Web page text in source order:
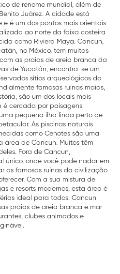
de renome mundial, além de
Juárez. A cidade está
e é um dos pontos mais orientais
ao norte da faixa costeira
como Riviera Maya. Cancun,
no México, tem muitas
as praias de areia branca da
de Yucatán, encontra-se um
sítios arqueológicos do
famosas ruínas maias,
são um dos locais mais
é cercada por paisagens
pequena ilha linda perto de
As piscinas naturais
como Cenotes são uma
de Cancun. Muitos têm
Fora de Cancun,
único, onde você pode nadar em
as famosas ruínas da civilização
Com a sua mistura de
e resorts modernos, esta área é
ideal para todos. Cancun
praias de areia branca e mar
clubes animados e